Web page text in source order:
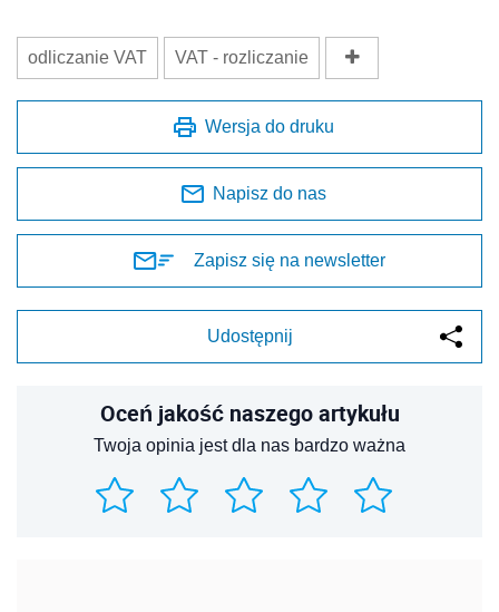
odliczanie VAT VAT - rozliczanie
Wersja do druku
Napisz do nas
Zapisz się na newsletter
Udostępnij
Oceń jakość naszego artykułu
Twoja opinia jest dla nas bardzo ważna